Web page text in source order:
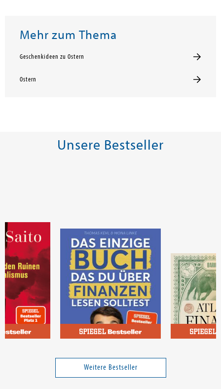
Mehr zum Thema
Geschenkideen zu Ostern
Ostern
Unsere Bestseller
Das einzige Buch, das Du
über Finanzen lesen solltest
Weitere Bestseller